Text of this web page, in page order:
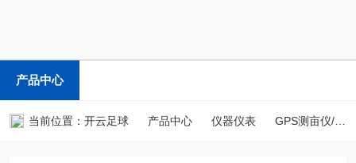
产品中心
当前位置： 开云足球 产品中心 仪器仪表 GPS测亩仪/土地面积测量仪